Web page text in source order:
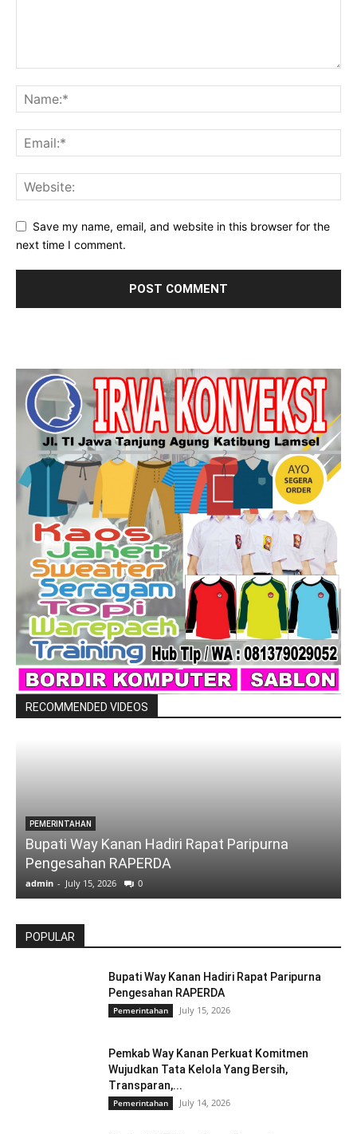
Save my name, email, and website in this browser for the
next time I comment.
RECOMMENDED VIDEOS
PEMERINTAHAN
Bupati Way Kanan Hadiri Rapat Paripurna
Pengesahan RAPERDA
admin - July 15, 2026 0
POPULAR
Bupati Way Kanan Hadiri Rapat Paripurna
Pengesahan RAPERDA
Pemerintahan July 15, 2026
Pemkab Way Kanan Perkuat Komitmen
Wujudkan Tata Kelola Yang Bersih,
Transparan,...
Pemerintahan July 14, 2026